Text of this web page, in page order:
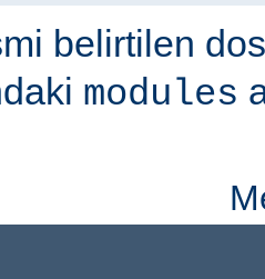
belirtilen
modules